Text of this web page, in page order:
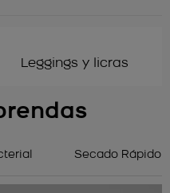
Leggings y licras
Secado Rápido